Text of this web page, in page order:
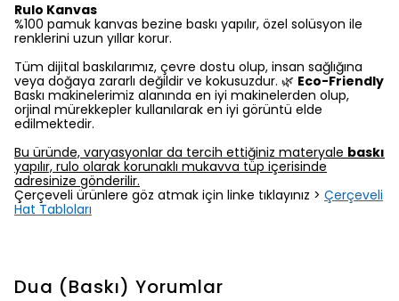
Rulo Kanvas
%100 pamuk kanvas bezine baskı yapılır, özel solüsyon ile
renklerini uzun yıllar korur.
Tüm dijital baskılarımız, çevre dostu olup, insan sağlığına
veya doğaya zararlı değildir ve kokusuzdur. 🌿 Eco-Friendly
Baskı makinelerimiz alanında en iyi makinelerden olup,
orjinal mürekkepler kullanılarak en iyi görüntü elde
edilmektedir.
Bu üründe, varyasyonlar da tercih ettiğiniz materyale baskı
yapılır, rulo olarak korunaklı mukavva tüp içerisinde
adresinize gönderilir.
Çerçeveli ürünlere göz atmak için linke tıklayınız > Çerçeveli
Hat Tabloları
Dua (Baskı) Yorumlar